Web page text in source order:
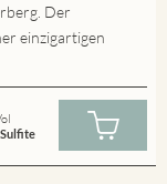
Der
einzigartigen
Sulfite